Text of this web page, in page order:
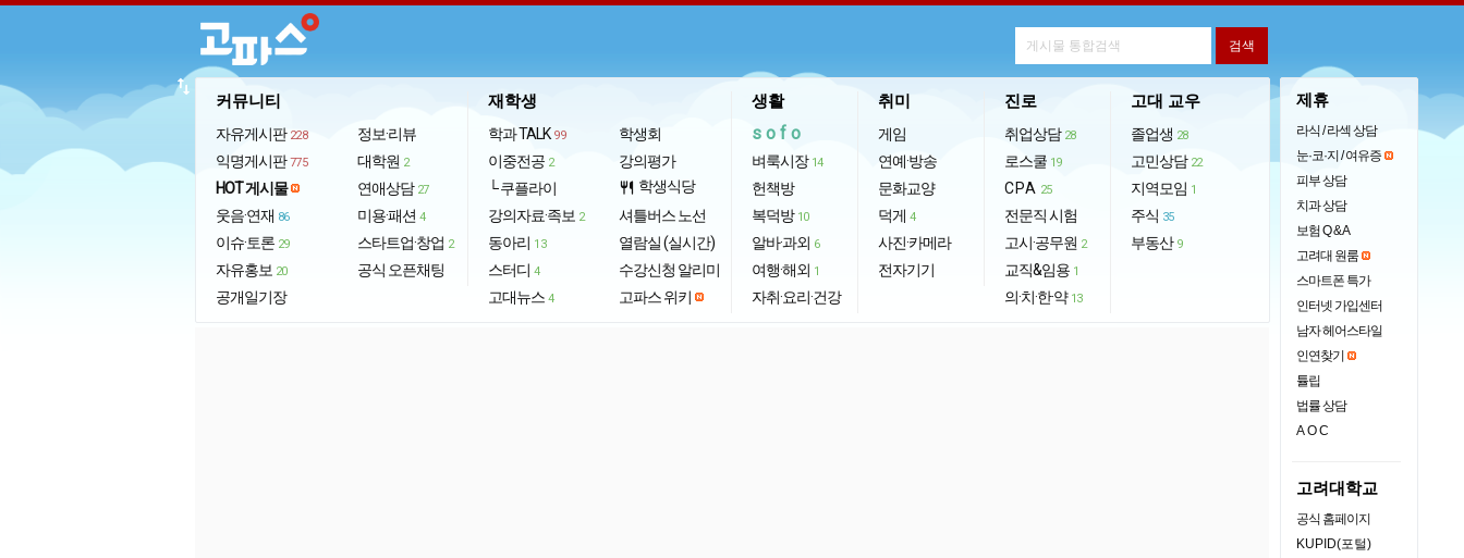
커뮤니티
자유게시판 228
익명게시판 775
HOT 게시물
웃음·연재 86
이슈·토론 29
자유홍보 20
공개일기장
정보·리뷰
대학원 2
연애상담 27
미용·패션 4
스타트업·창업 2
공식 오픈채팅
재학생
학과 TALK 99
이중전공 2
└ 쿠플라이
강의자료·족보 2
동아리 13
스터디 4
고대뉴스 4
학생회
강의평가
restaurant 학생식당
셔틀버스 노선
열람실 (실시간)
수강신청 알리미
고파스 위키
생활
sofo
벼룩시장 14
헌책방
복덕방 10
알바·과외 6
여행·해외 1
자취·요리·건강
취미
게임
연예·방송
문화교양
덕게 4
사진·카메라
전자기기
진로
취업상담 28
로스쿨 19
CPA 25
전문직 시험
고시·공무원 2
교직&임용 1
의·치·한·약 13
고대 교우
졸업생 28
고민상담 22
지역모임 1
주식 35
부동산 9
import_export
제휴
라식 / 라섹 상담
눈·코·지 / 여유증
피부 상담
치과 상담
보험 Q & A
고려대 원룸
스마트폰 특가
인터넷 가입센터
남자 헤어스타일
인연찾기
튤립
법률 상담
AOC
고려대학교
공식 홈페이지
KUPID(포털)